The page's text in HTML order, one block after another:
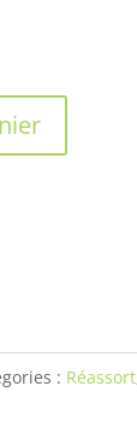
: Réassort